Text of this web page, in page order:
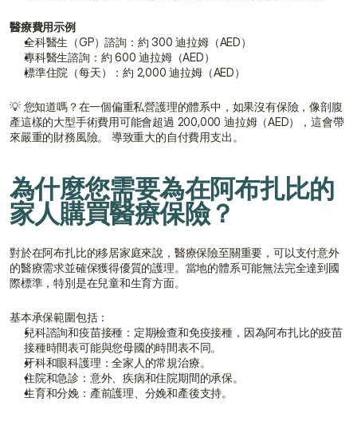
醫療費用示例
全科醫生（GP）諮詢：約 300 迪拉姆（AED）
專科醫生諮詢：約 600 迪拉姆（AED）
標準住院（每天）：約 2,000 迪拉姆（AED）
💡 您知道嗎？在一個偏重私營護理的體系中，如果沒有保險，像剖腹
產這樣的大型手術費用可能會超過 200,000 迪拉姆（AED），這會帶
來嚴重的財務風險。 導致重大的自付費用支出。
為什麼您需要為在阿布扎比的
家人購買醫療保險？
對於在阿布扎比的移居家庭來說，醫療保險至關重要，可以支付意外
的醫療需求並確保獲得優質的護理。當地的體系可能無法完全達到國
際標準，特別是在兒童和生育方面。
基本承保範圍包括：
兒科諮詢和疫苗接種：定期檢查和免疫接種，因為阿布扎比的疫苗
接種時間表可能與您母國的時間表不同。
牙科和眼科護理：全家人的常規治療。
住院和急診：意外、疾病和住院期間的承保。
生育和分娩：產前護理、分娩和產後支持。